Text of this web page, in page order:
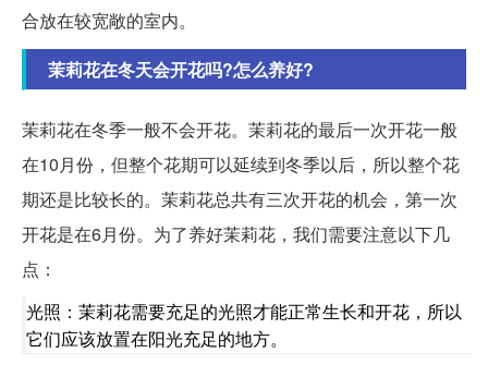
合放在较宽敞的室内。
茉莉花在冬天会开花吗?怎么养好?
茉莉花在冬季一般不会开花。茉莉花的最后一次开花一般
在10月份，但整个花期可以延续到冬季以后，所以整个花
期还是比较长的。茉莉花总共有三次开花的机会，第一次
开花是在6月份。为了养好茉莉花，我们需要注意以下几
点：
光照：茉莉花需要充足的光照才能正常生长和开花，所以
它们应该放置在阳光充足的地方。